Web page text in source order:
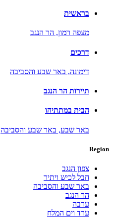
בראשית
מצפה רמון, הר הנגב
דרכים
דימונה, באר שבע והסביבה
תיירות הר הנגב
הבית במתתיהו
באר שבע, באר שבע והסביבה
Region
צפון הנגב
חבל לכיש ויתיר
באר שבע והסביבה
הר הנגב
ערבה
ערד וים המלח